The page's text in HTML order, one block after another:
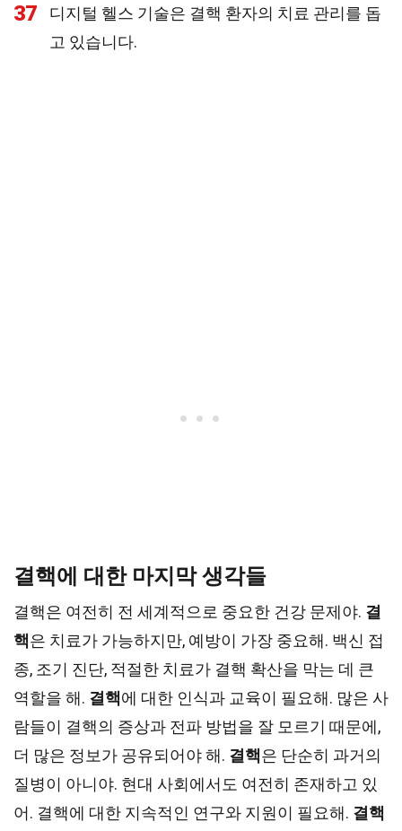
37
디지털 헬스 기술은 결핵 환자의 치료 관리를 돕
고 있습니다.
결핵에 대한 마지막 생각들
결핵은 여전히 전 세계적으로 중요한 건강 문제야. 결
핵은 치료가 가능하지만, 예방이 가장 중요해. 백신 접
종, 조기 진단, 적절한 치료가 결핵 확산을 막는 데 큰
역할을 해. 결핵에 대한 인식과 교육이 필요해. 많은 사
람들이 결핵의 증상과 전파 방법을 잘 모르기 때문에,
더 많은 정보가 공유되어야 해. 결핵은 단순히 과거의
질병이 아니야. 현대 사회에서도 여전히 존재하고 있
어. 결핵에 대한 지속적인 연구와 지원이 필요해. 결핵